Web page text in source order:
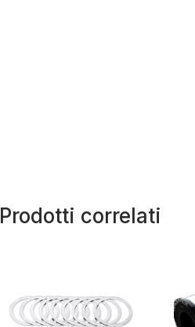
Prodotti correlati